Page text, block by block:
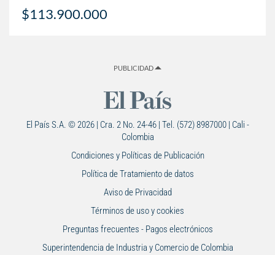
$113.900.000
PUBLICIDAD
El País S.A. © 2026 | Cra. 2 No. 24-46 | Tel. (572) 8987000 | Cali -
Colombia
Condiciones y Políticas de Publicación
Política de Tratamiento de datos
Aviso de Privacidad
Términos de uso y cookies
Preguntas frecuentes - Pagos electrónicos
Superintendencia de Industria y Comercio de Colombia